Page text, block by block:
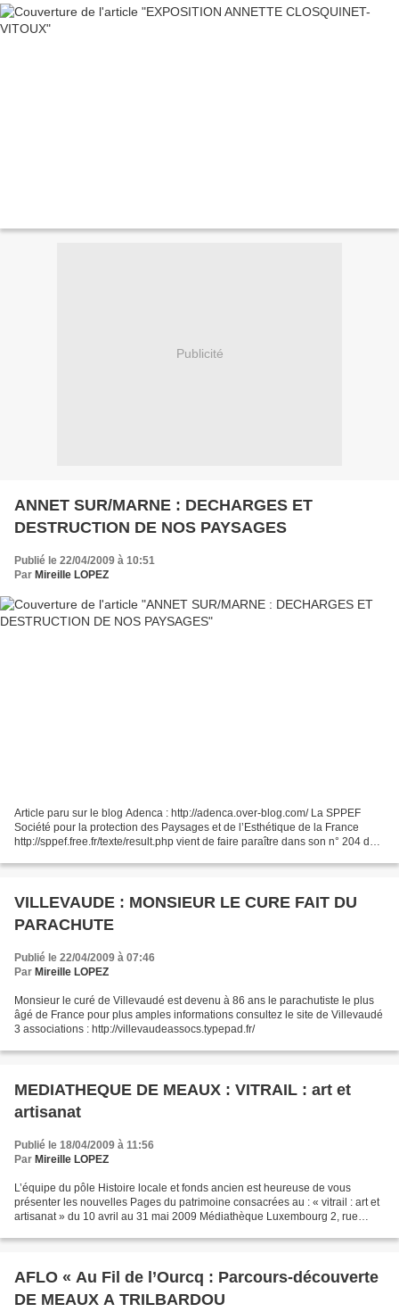
Publicité
ANNET SUR/MARNE : DECHARGES ET
DESTRUCTION DE NOS PAYSAGES
Publié le 22/04/2009 à 10:51
Par Mireille LOPEZ
Article paru sur le blog Adenca : http://adenca.over-blog.com/ La SPPEF
Société pour la protection des Paysages et de l’Esthétique de la France
http://sppef.free.fr/texte/result.php vient de faire paraître dans son n° 204 du 1
VILLEVAUDE : MONSIEUR LE CURE FAIT DU
PARACHUTE
Publié le 22/04/2009 à 07:46
Par Mireille LOPEZ
Monsieur le curé de Villevaudé est devenu à 86 ans le parachutiste le plus
âgé de France pour plus amples informations consultez le site de Villevaudé
3 associations : http://villevaudeassocs.typepad.fr/
MEDIATHEQUE DE MEAUX : VITRAIL : art et
artisanat
Publié le 18/04/2009 à 11:56
Par Mireille LOPEZ
L’équipe du pôle Histoire locale et fonds ancien est heureuse de vous
présenter les nouvelles Pages du patrimoine consacrées au : « vitrail : art et
artisanat » du 10 avril au 31 mai 2009 Médiathèque Luxembourg 2, rue
AFLO « Au Fil de l’Ourcq : Parcours-découverte
DE MEAUX A TRILBARDOU